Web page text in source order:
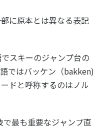
に原本とは異なる表記
スキーのジャンプ台の
ではバッケン（bakken)
ドと呼称するのはノル
最も重要なジャンプ直